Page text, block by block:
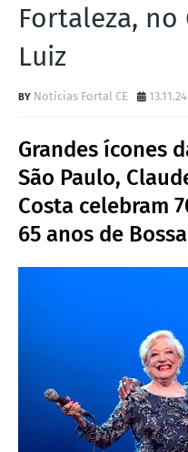
Fortaleza, no
Luiz
Notícias Fortal CE 13.11.24
Grandes ícones
São Paulo,
Costa celebram
65 anos de